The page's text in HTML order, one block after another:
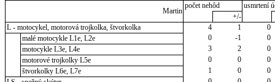
Martin
počet nehôd
usmrtení
+/-
L - motocykel, motorová trojkolka, štvorkolka
4 1
0
malé motocykle L1e, L2e
0 -1
0
motocykle L3e, L4e
3 2
0
motorové trojkolky L5e
0 0
0
štvorkolky L6e, L7e
1 0
0